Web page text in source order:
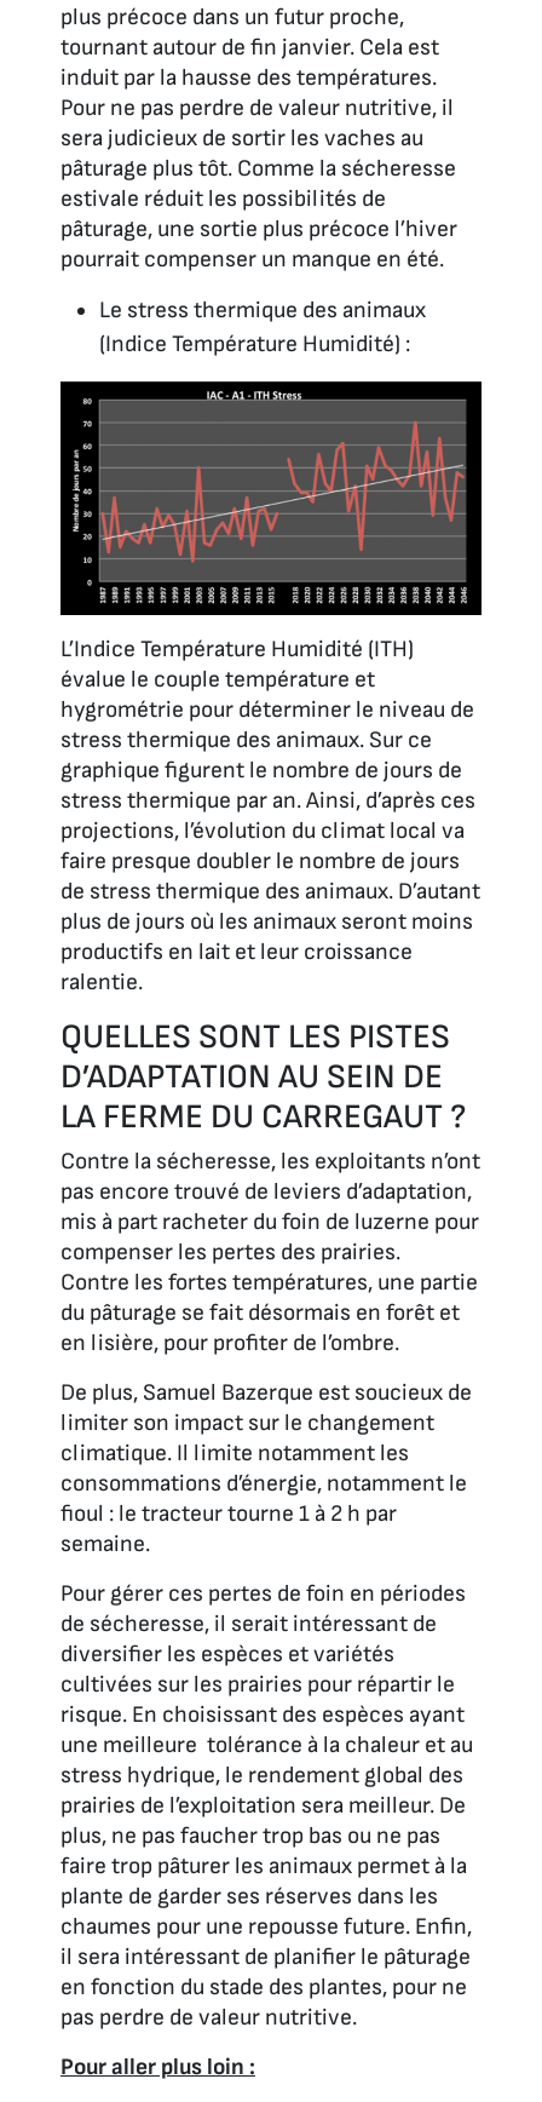
plus précoce dans un futur proche,
tournant autour de fin janvier. Cela est
induit par la hausse des températures.
Pour ne pas perdre de valeur nutritive, il
sera judicieux de sortir les vaches au
pâturage plus tôt. Comme la sécheresse
estivale réduit les possibilités de
pâturage, une sortie plus précoce l’hiver
pourrait compenser un manque en été.
Le stress thermique des animaux
(Indice Température Humidité) :
L’Indice Température Humidité (ITH)
évalue le couple température et
hygrométrie pour déterminer le niveau de
stress thermique des animaux. Sur ce
graphique figurent le nombre de jours de
stress thermique par an. Ainsi, d’après ces
projections, l’évolution du climat local va
faire presque doubler le nombre de jours
de stress thermique des animaux. D’autant
plus de jours où les animaux seront moins
productifs en lait et leur croissance
ralentie.
QUELLES SONT LES PISTES
D’ADAPTATION AU SEIN DE
LA FERME DU CARREGAUT ?
Contre la sécheresse, les exploitants n’ont
pas encore trouvé de leviers d’adaptation,
mis à part racheter du foin de luzerne pour
compenser les pertes des prairies.
Contre les fortes températures, une partie
du pâturage se fait désormais en forêt et
en lisière, pour profiter de l’ombre.
De plus, Samuel Bazerque est soucieux de
limiter son impact sur le changement
climatique. Il limite notamment les
consommations d’énergie, notamment le
fioul : le tracteur tourne 1 à 2 h par
semaine.
Pour gérer ces pertes de foin en périodes
de sécheresse, il serait intéressant de
diversifier les espèces et variétés
cultivées sur les prairies pour répartir le
risque. En choisissant des espèces ayant
une meilleure tolérance à la chaleur et au
stress hydrique, le rendement global des
prairies de l’exploitation sera meilleur. De
plus, ne pas faucher trop bas ou ne pas
faire trop pâturer les animaux permet à la
plante de garder ses réserves dans les
chaumes pour une repousse future. Enfin,
il sera intéressant de planifier le pâturage
en fonction du stade des plantes, pour ne
pas perdre de valeur nutritive.
Pour aller plus loin :